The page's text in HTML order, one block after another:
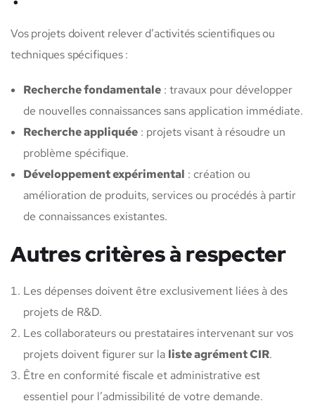
Vos projets doivent relever d’activités scientifiques ou
techniques spécifiques :
Recherche fondamentale : travaux pour développer
de nouvelles connaissances sans application immédiate.
Recherche appliquée : projets visant à résoudre un
problème spécifique.
Développement expérimental : création ou
amélioration de produits, services ou procédés à partir
de connaissances existantes.
Autres critères à respecter
Les dépenses doivent être exclusivement liées à des
projets de R&D.
Les collaborateurs ou prestataires intervenant sur vos
projets doivent figurer sur la liste agrément CIR.
Être en conformité fiscale et administrative est
essentiel pour l’admissibilité de votre demande.